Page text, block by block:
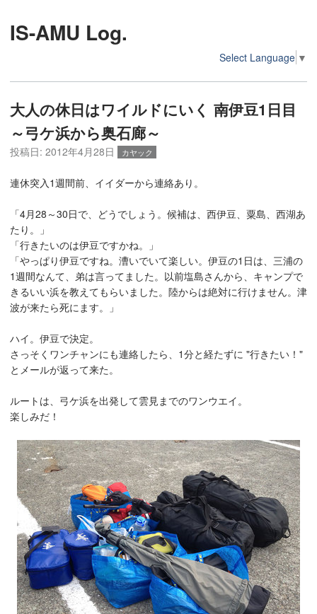
IS-AMU Log.
Select Language ▼
大人の休日はワイルドにいく 南伊豆1日目
～弓ケ浜から奥石廊～
投稿日: 2012年4月28日 カヤック
連休突入1週間前、イイダーから連絡あり。
「4月28～30日で、どうでしょう。候補は、西伊豆、粟島、西湖あ
たり。」
「行きたいのは伊豆ですかね。
」
「やっぱり伊豆ですね。漕いでいて楽しい。伊豆の1日は、三浦の
1週間なんて、弟は言ってました。以前塩島さんから、キャンプで
きるいい浜を教えてもらいました。陸からは絶対に行けません。津
波が来たら死にます。」
ハイ。伊豆で決定。
さっそくワンチャンにも連絡したら、1分と経たずに "行きたい！"
とメールが返って来た。
ルートは、弓ケ浜を出発して雲見までのワンウエイ。
楽しみだ！